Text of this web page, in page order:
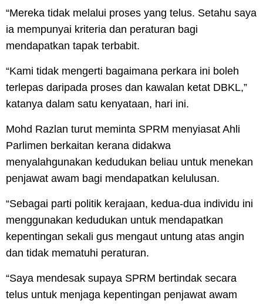
“Mereka tidak melalui proses yang telus. Setahu saya
ia mempunyai kriteria dan peraturan bagi
mendapatkan tapak terbabit.
“Kami tidak mengerti bagaimana perkara ini boleh
terlepas daripada proses dan kawalan ketat DBKL,”
katanya dalam satu kenyataan, hari ini.
Mohd Razlan turut meminta SPRM menyiasat Ahli
Parlimen berkaitan kerana didakwa
menyalahgunakan kedudukan beliau untuk menekan
penjawat awam bagi mendapatkan kelulusan.
“Sebagai parti politik kerajaan, kedua-dua individu ini
menggunakan kedudukan untuk mendapatkan
kepentingan sekali gus mengaut untung atas angin
dan tidak mematuhi peraturan.
“Saya mendesak supaya SPRM bertindak secara
telus untuk menjaga kepentingan penjawat awam